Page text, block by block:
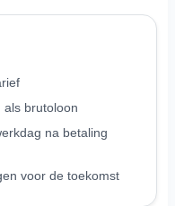
als brutoloon
na betaling
voor de toekomst